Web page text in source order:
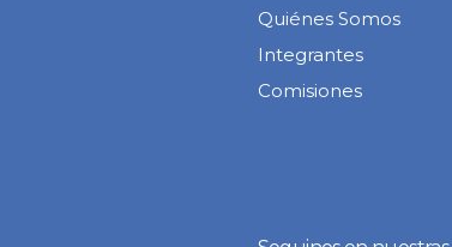
Quiénes Somos
Integrantes
Comisiones